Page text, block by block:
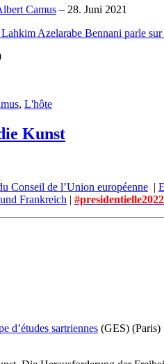
Camus – 28. Juni 2021
Azelarabe Bennani parle
, L'hôte
Kunst
Conseil de l’Union européenne |
Frankreich | #presidentielle2022
d’études sartriennes (GES) (Paris)